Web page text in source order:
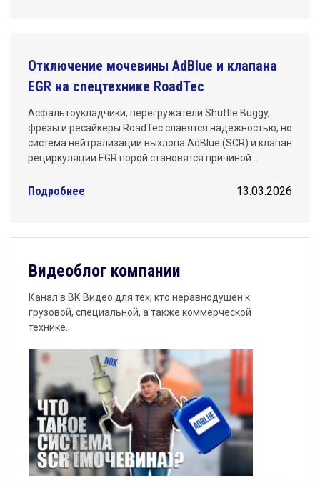
Отключение мочевины AdBlue и клапана
EGR на спецтехнике RoadTec
Асфальтоукладчики, перегружатели Shuttle Buggy,
фрезы и ресайкеры RoadTec славятся надежностью, но
система нейтрализации выхлопа AdBlue (SCR) и клапан
рециркуляции EGR порой становятся причиной…
13.03.2026
Подробнее
Видеоблог компании
Канал в ВК Видео для тех, кто неравнодушен к
грузовой, специальной, а также коммерческой
технике.